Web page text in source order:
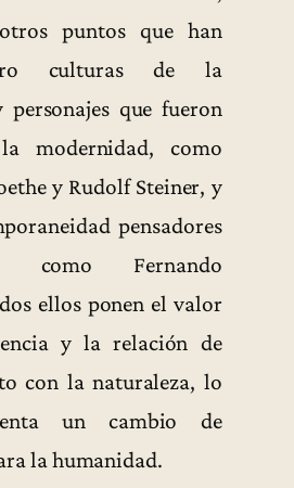
puntos que han
culturas de la
personajes que fueron
modernidad, como
y Rudolf Steiner, y
pensadores
como Fernando
ellos ponen el valor
y la relación de
con la naturaleza, lo
un cambio de
la humanidad.